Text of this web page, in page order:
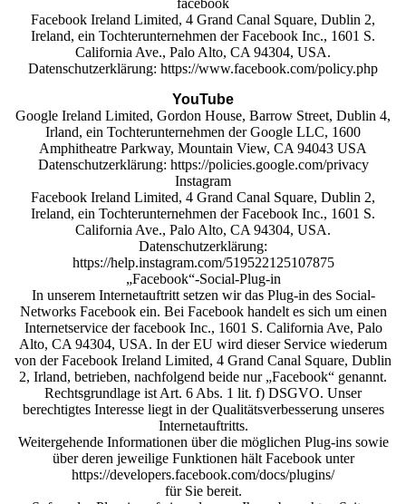
facebook
Facebook Ireland Limited, 4 Grand Canal Square, Dublin 2,
Ireland, ein Tochterunternehmen der Facebook Inc., 1601 S.
California Ave., Palo Alto, CA 94304, USA.
Datenschutzerklärung: https://www.facebook.com/policy.php
YouTube
Google Ireland Limited, Gordon House, Barrow Street, Dublin 4,
Irland, ein Tochterunternehmen der Google LLC, 1600
Amphitheatre Parkway, Mountain View, CA 94043 USA
Datenschutzerklärung: https://policies.google.com/privacy
Instagram
Facebook Ireland Limited, 4 Grand Canal Square, Dublin 2,
Ireland, ein Tochterunternehmen der Facebook Inc., 1601 S.
California Ave., Palo Alto, CA 94304, USA.
Datenschutzerklärung:
https://help.instagram.com/519522125107875
„Facebook“-Social-Plug-in
In unserem Internetauftritt setzen wir das Plug-in des Social-
Networks Facebook ein. Bei Facebook handelt es sich um einen
Internetservice der facebook Inc., 1601 S. California Ave, Palo
Alto, CA 94304, USA. In der EU wird dieser Service wiederum
von der Facebook Ireland Limited, 4 Grand Canal Square, Dublin
2, Irland, betrieben, nachfolgend beide nur „Facebook“ genannt.
Rechtsgrundlage ist Art. 6 Abs. 1 lit. f) DSGVO. Unser
berechtigtes Interesse liegt in der Qualitätsverbesserung unseres
Internetauftritts.
Weitergehende Informationen über die möglichen Plug-ins sowie
über deren jeweilige Funktionen hält Facebook unter
https://developers.facebook.com/docs/plugins/
für Sie bereit.